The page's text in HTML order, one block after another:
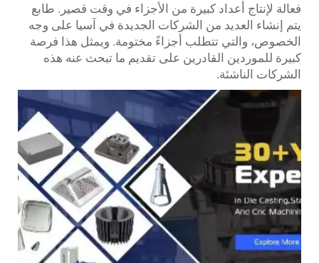
فعالة لإنتاج أعداد كبيرة من الأجزاء في وقت قصير.طابع
يتم إنشاء العديد من الشركات الجديدة في آسيا على وجه
الخصوص، والتي تتطلب أجزاءً مختومة. ويمثل هذا فرصة
كبيرة للموردين القادرين على تقديم ما تبحث عنه هذه
الشركات الناشئة.